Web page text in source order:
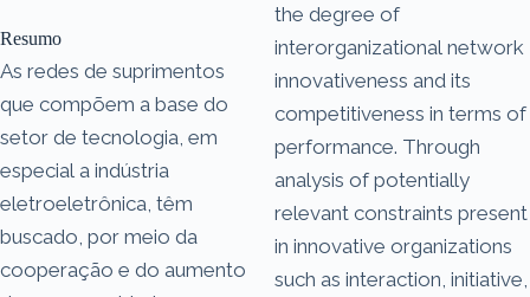
Resumo
As redes de suprimentos
que compõem a base do
setor de tecnologia, em
especial a indústria
eletroeletrônica, têm
buscado, por meio da
cooperação e do aumento
the degree of
interorganizational network
innovativeness and its
competitiveness in terms of
performance. Through
analysis of potentially
relevant constraints present
in innovative organizations
such as interaction, initiative,